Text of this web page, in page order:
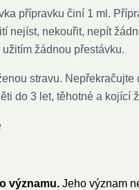
přípravku činí 1 ml.
nejíst, nekouřit, nepít
žádnou přestávku.
stravu.
do 3 let, těhotné a kojící
významu. Jeho význam